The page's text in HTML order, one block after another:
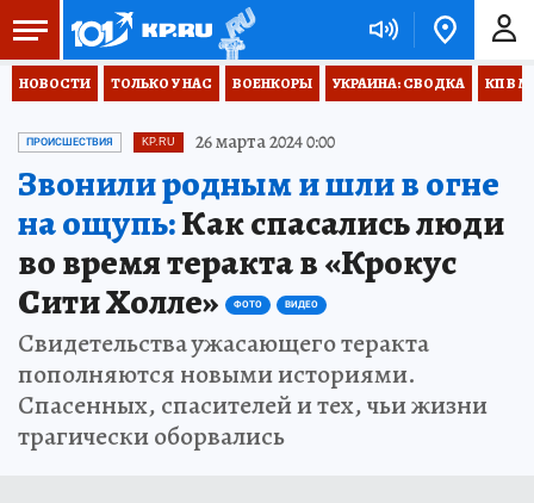
НОВОСТИ ТОЛЬКО У НАС ВОЕНКОРЫ УКРАИНА: СВОДКА КП В
ПРОИСШЕСТВИЯ KP.RU 26 марта 2024 0:00
Звонили родным и шли в огне
на ощупь:Как спасались люди
во время теракта в «Крокус
Сити Холле»
ФОТО ВИДЕО
Свидетельства ужасающего теракта
пополняются новыми историями.
Спасенных, спасителей и тех, чьи жизни
трагически оборвались